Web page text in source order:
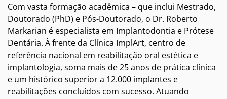
Com vasta formação acadêmica – que inclui Mestrado,
Doutorado (PhD) e Pós-Doutorado, o Dr. Roberto
Markarian é especialista em Implantodontia e Prótese
Dentária. À frente da Clínica ImplArt, centro de
referência nacional em reabilitação oral estética e
implantologia, soma mais de 25 anos de prática clínica
e um histórico superior a 12.000 implantes e
reabilitações concluídos com sucesso. Atuando